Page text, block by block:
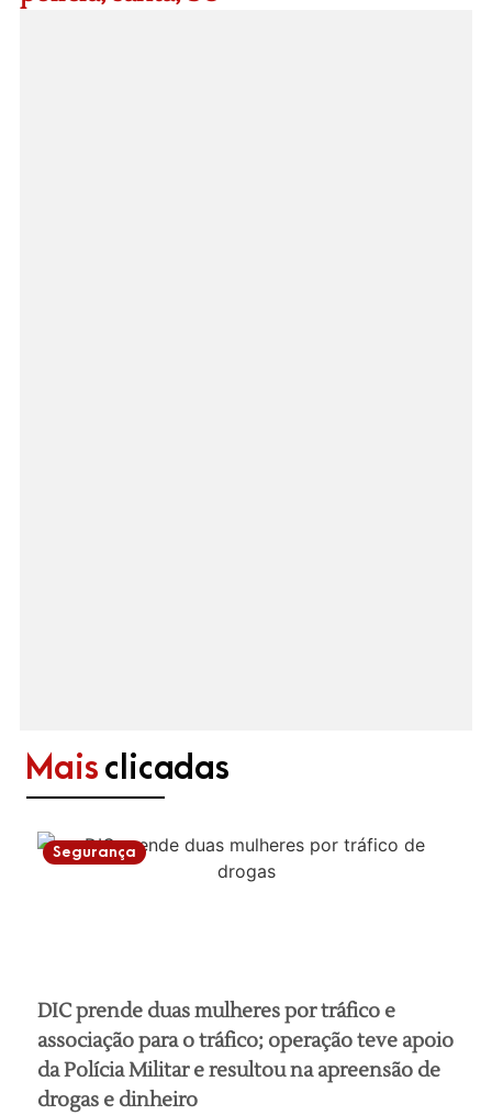
Mais clicadas
Segurança
DIC prende duas mulheres por tráfico e
associação para o tráfico; operação teve apoio
da Polícia Militar e resultou na apreensão de
drogas e dinheiro